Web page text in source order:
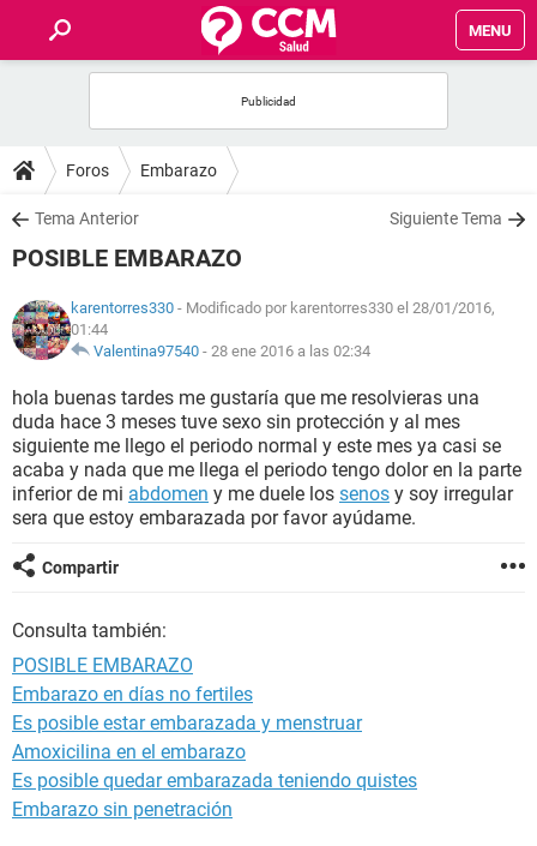
MENU
FOROS
SALUD
NUTRICIÓN
BIENESTAR
SEXUALIDAD
GLOSARIO
Foros Embarazo
Tema Anterior Siguiente Tema
POSIBLE EMBARAZO
karentorres330 - Modificado por karentorres330 el 28/01/2016,
01:44
Valentina97540 -28 ene 2016 a las 02:34
hola buenas tardes me gustaría que me resolvieras una
duda hace 3 meses tuve sexo sin protección y al mes
siguiente me llego el periodo normal y este mes ya casi se
acaba y nada que me llega el periodo tengo dolor en la parte
inferior de mi abdomen y me duele los senos y soy irregular
sera que estoy embarazada por favor ayúdame.
Compartir
Consulta también:
POSIBLE EMBARAZO
Embarazo en días no fertiles
Es posible estar embarazada y menstruar
Amoxicilina en el embarazo
Es posible quedar embarazada teniendo quistes
Embarazo sin penetración